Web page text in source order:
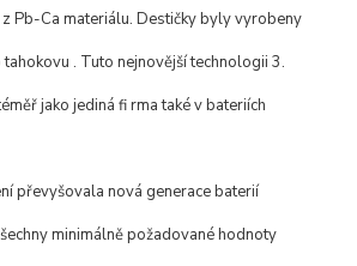
Pb-Ca materiálu. Destičky byly vyrobeny
. Tuto nejnovější technologii 3.
jako jediná fi rma také v bateriích
převyšovala nová generace baterií
minimálně požadované hodnoty